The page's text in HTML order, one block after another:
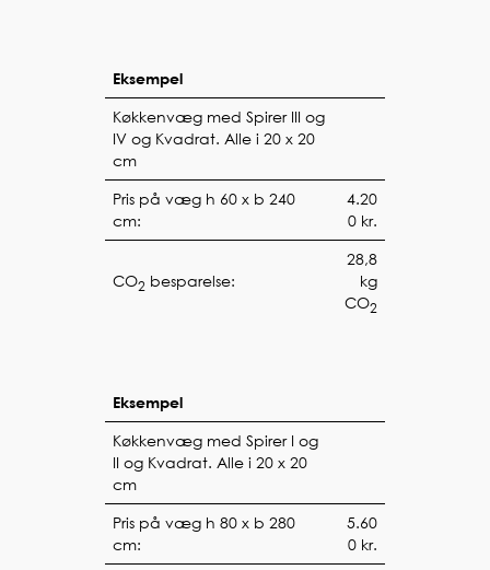
Eksempel
Køkkenvæg med Spirer III og
IV og Kvadrat. Alle i 20 x 20
cm
Pris på væg h 60 x b 240
cm:
4.20
0 kr.
CO2 besparelse:
28,8
kg
CO2
Eksempel
Køkkenvæg med Spirer I og
II og Kvadrat. Alle i 20 x 20
cm
Pris på væg h 80 x b 280
cm:
5.60
0 kr.